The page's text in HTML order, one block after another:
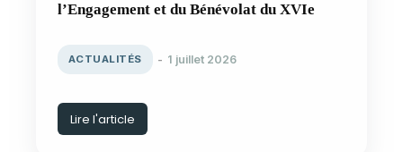
l’Engagement et du Bénévolat du XVIe​
ACTUALITÉS 1 juillet 2026
Lire l'article